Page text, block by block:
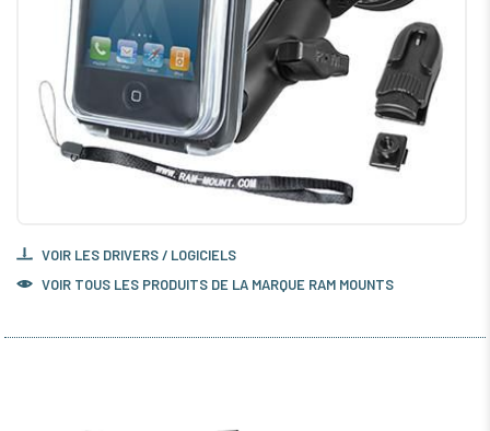
VOIR LES DRIVERS / LOGICIELS
VOIR TOUS LES PRODUITS DE LA MARQUE RAM MOUNTS